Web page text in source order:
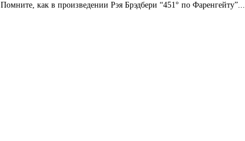
Помните, как в произведении Рэя Брэдбери “451° по Фаренгейту”...